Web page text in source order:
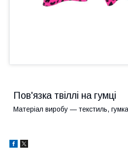
Пов'язка твіллі на гумці
Матеріал виробу — текстиль,